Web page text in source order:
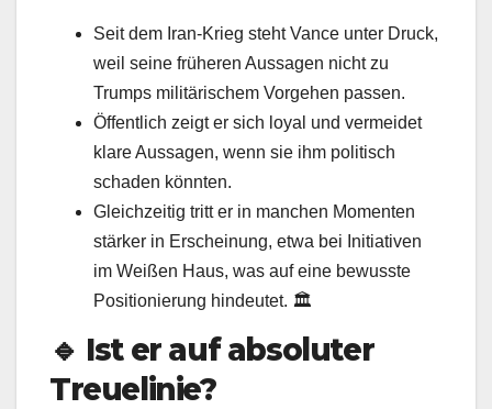
Seit dem Iran‑Krieg steht Vance unter Druck,
weil seine früheren Aussagen nicht zu
Trumps militärischem Vorgehen passen.
Öffentlich zeigt er sich loyal und vermeidet
klare Aussagen, wenn sie ihm politisch
schaden könnten.
Gleichzeitig tritt er in manchen Momenten
stärker in Erscheinung, etwa bei Initiativen
im Weißen Haus, was auf eine bewusste
Positionierung hindeutet. 🏛️
🔹 Ist er auf absoluter
Treuelinie?